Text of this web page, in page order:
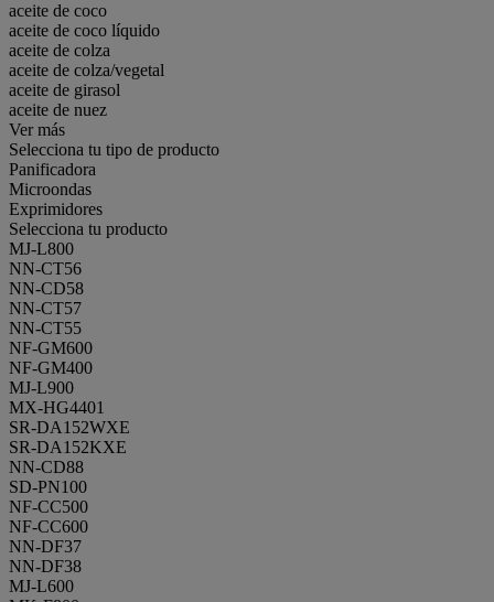
aceite de coco
aceite de coco líquido
aceite de colza
aceite de colza/vegetal
aceite de girasol
aceite de nuez
Ver más
Selecciona tu tipo de producto
Panificadora
Microondas
Exprimidores
Selecciona tu producto
MJ-L800
NN-CT56
NN-CD58
NN-CT57
NN-CT55
NF-GM600
NF-GM400
MJ-L900
MX-HG4401
SR-DA152WXE
SR-DA152KXE
NN-CD88
SD-PN100
NF-CC500
NF-CC600
NN-DF37
NN-DF38
MJ-L600